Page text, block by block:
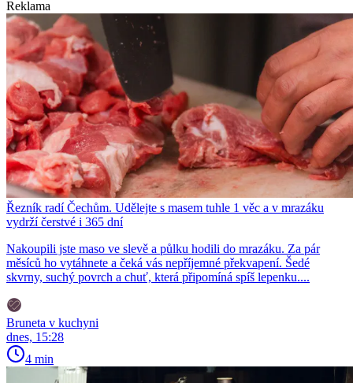
Reklama
Řezník radí Čechům. Udělejte s masem tuhle 1 věc a v mrazáku
vydrží čerstvé i 365 dní
Nakoupili jste maso ve slevě a půlku hodili do mrazáku. Za pár
měsíců ho vytáhnete a čeká vás nepříjemné překvapení. Šedé
skvrny, suchý povrch a chuť, která připomíná spíš lepenku....
Bruneta v kuchyni
dnes, 15:28
4 min